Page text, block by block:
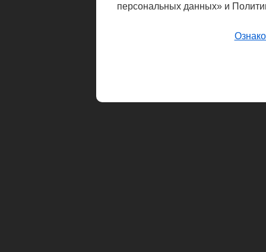
персональных данных» и